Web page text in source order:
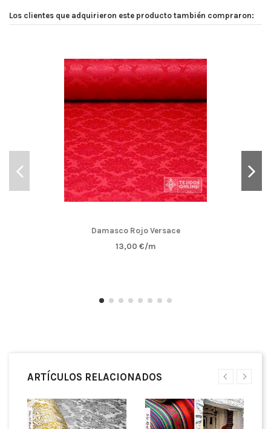
Los clientes que adquirieron este producto también compraron:
Damasco Rojo Versace
13,00 €/m
ARTÍCULOS RELACIONADOS